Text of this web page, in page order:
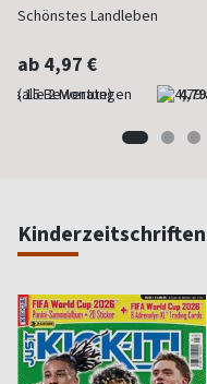
Schönstes Landleben
ab 4,97 €
(alle 2 Monate) 4,79
Kinderzeitschriften